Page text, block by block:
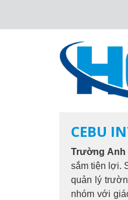
CEBU
Trường Anh
sắm tiện lợi.
quản lý
nhóm với